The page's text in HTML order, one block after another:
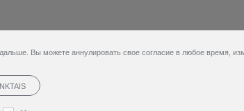
Вы можете аннулировать свое согласие в любое время,